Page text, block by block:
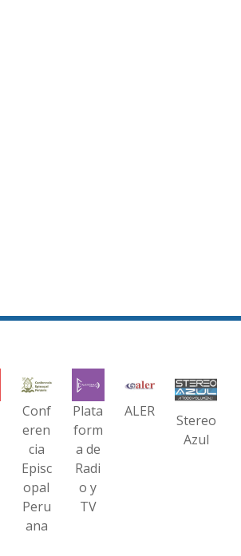
Conf
eren
cia
Episc
opal
Peru
ana
Plata
form
a de
Radi
o y
TV
ALER
Stereo
Azul